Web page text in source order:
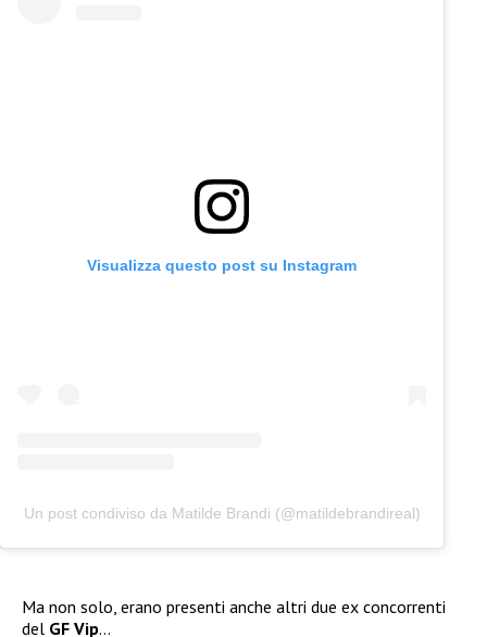
Visualizza questo post su Instagram
Un post condiviso da Matilde Brandi (@matildebrandireal)
Ma non solo, erano presenti anche altri due ex concorrenti
del GF Vip…